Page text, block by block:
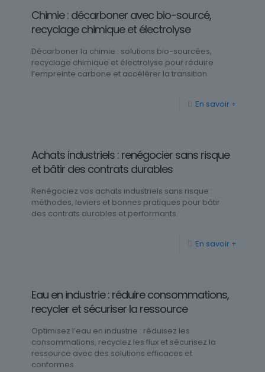
Chimie : décarboner avec bio-sourcé,
recyclage chimique et électrolyse
Décarboner la chimie : solutions bio-sourcées,
recyclage chimique et électrolyse pour réduire
l’empreinte carbone et accélérer la transition.
En savoir +
Achats industriels : renégocier sans risque
et bâtir des contrats durables
Renégociez vos achats industriels sans risque :
méthodes, leviers et bonnes pratiques pour bâtir
des contrats durables et performants.
En savoir +
Eau en industrie : réduire consommations,
recycler et sécuriser la ressource
Optimisez l’eau en industrie : réduisez les
consommations, recyclez les flux et sécurisez la
ressource avec des solutions efficaces et
conformes.